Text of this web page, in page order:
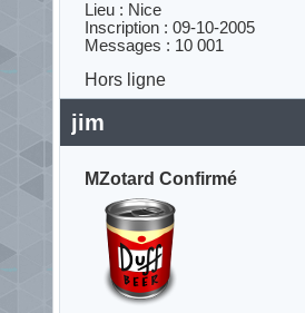
Lieu : Nice
Inscription : 09-10-2005
Messages : 10 001
Hors ligne
jim
MZotard Confirmé